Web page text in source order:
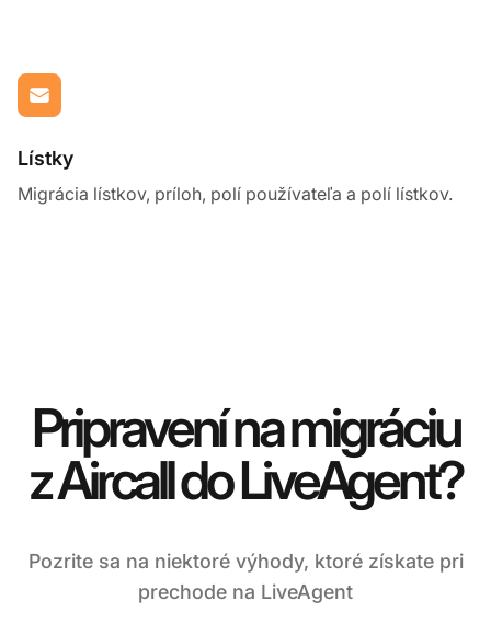
Lístky
Migrácia lístkov, príloh, polí používateľa a polí lístkov.
Pripravení na migráciu
z Aircall do LiveAgent?
Pozrite sa na niektoré výhody, ktoré získate pri
prechode na LiveAgent